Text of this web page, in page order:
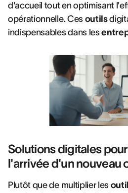
d'accueil tout en optimisant
opérationnelle. Ces outils
indispensables dans les
Solutions digitales
l'arrivée d'un nouveau
Plutôt que de multiplier les